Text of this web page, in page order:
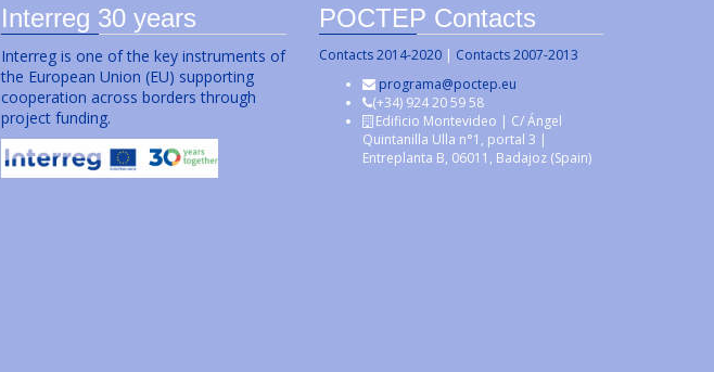
Interreg 30 years
Interreg is one of the key instruments of
the European Union (EU) supporting
cooperation across borders through
project funding.
POCTEP Contacts
Contacts 2014-2020| Contacts 2007-2013
programa@poctep.eu
(+34) 924 20 59 58
Edificio Montevideo | C/ Ángel
Quintanilla Ulla n°1, portal 3 |
Entreplanta B, 06011, Badajoz (Spain)